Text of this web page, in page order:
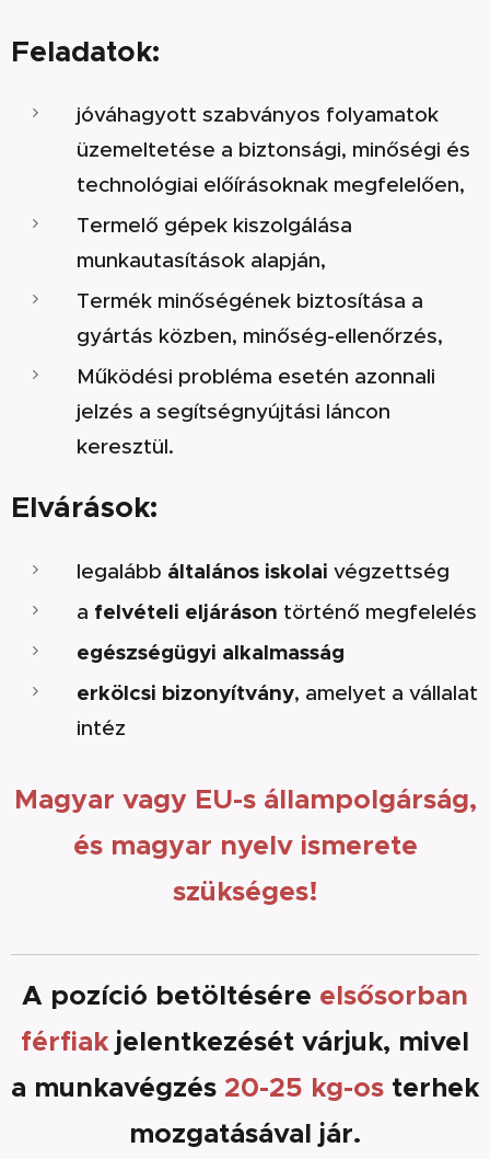
Feladatok:
jóváhagyott szabványos folyamatok
üzemeltetése a biztonsági, minőségi és
technológiai előírásoknak megfelelően,
Termelő gépek kiszolgálása
munkautasítások alapján,
Termék minőségének biztosítása a
gyártás közben, minőség-ellenőrzés,
Működési probléma esetén azonnali
jelzés a segítségnyújtási láncon
keresztül.
Elvárások:
legalább általános iskolai végzettség
a felvételi eljáráson történő megfelelés
egészségügyi alkalmasság
erkölcsi bizonyítvány, amelyet a vállalat
intéz
Magyar vagy EU-s állampolgárság,
és magyar nyelv ismerete
szükséges!
A pozíció betöltésére elsősorban
férfiak jelentkezését várjuk, mivel
a munkavégzés 20-25 kg-os terhek
mozgatásával jár.